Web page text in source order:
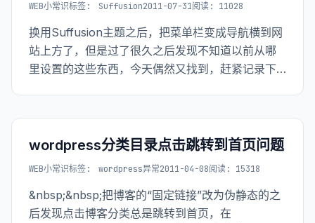
WEB小常识标签: Suffusion2011-07-31阅读: 11028
换用Suffusion主题之后，把菜单栏变成导航横到网
站上方了，但是过了很久之后发现不知道以前从哪
里设置的这些东西，今天偶然又找到，赶紧记录下
wordpress分类目录点击跳转到首页问题
WEB小常识标签: wordpress异常2011-04-08阅读: 15318
&nbsp;&nbsp;把博客的“固定链接”改为伪静态的之
后发现点击博客分类总是跳转到首页，在